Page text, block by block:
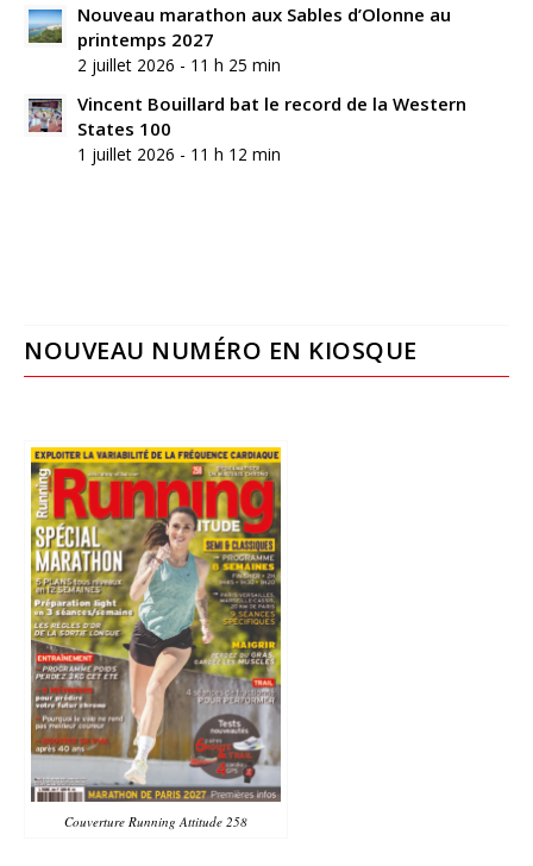
Nouveau marathon aux Sables d’Olonne au
printemps 2027
2 juillet 2026 - 11 h 25 min
Vincent Bouillard bat le record de la Western
States 100
1 juillet 2026 - 11 h 12 min
NOUVEAU NUMÉRO EN KIOSQUE
Couverture Running Attitude 258